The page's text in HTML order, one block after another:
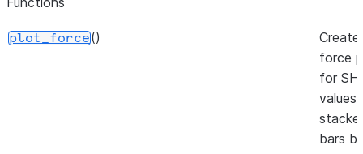
plot_force()
Create
force
for
values
bars